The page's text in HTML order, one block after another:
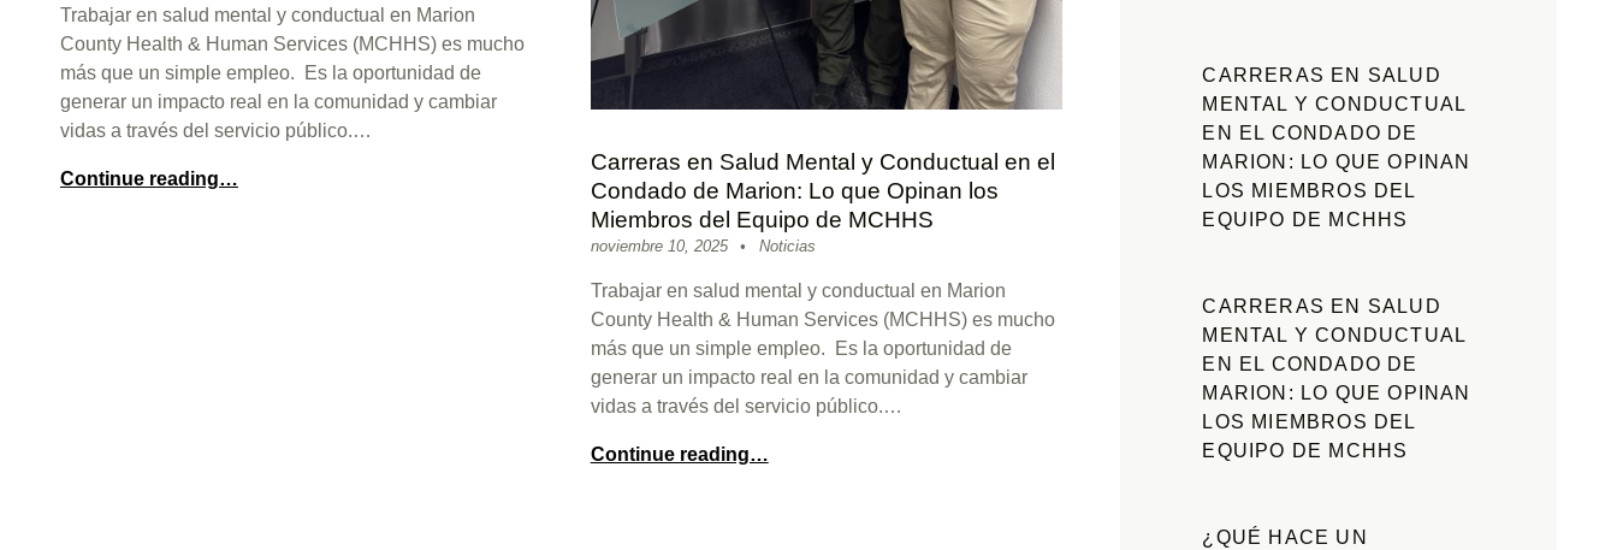
Trabajar en salud mental y conductual en Marion
County Health & Human Services (MCHHS) es mucho
más que un simple empleo. Es la oportunidad de
generar un impacto real en la comunidad y cambiar
vidas a través del servicio público.…
Continue reading…
Carreras en Salud Mental y Conductual en el
Condado de Marion: Lo que Opinan los
Miembros del Equipo de MCHHS
noviembre 10, 2025 Written by:
sitemanager
Categorized in:
Noticias
Trabajar en salud mental y conductual en Marion
County Health & Human Services (MCHHS) es mucho
más que un simple empleo. Es la oportunidad de
generar un impacto real en la comunidad y cambiar
vidas a través del servicio público.…
Continue reading…
CARRERAS EN SALUD
MENTAL Y CONDUCTUAL
EN EL CONDADO DE
MARION: LO QUE OPINAN
LOS MIEMBROS DEL
EQUIPO DE MCHHS
CARRERAS EN SALUD
MENTAL Y CONDUCTUAL
EN EL CONDADO DE
MARION: LO QUE OPINAN
LOS MIEMBROS DEL
EQUIPO DE MCHHS
¿QUÉ HACE UN